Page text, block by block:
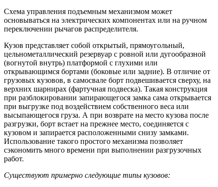
Схема управления подъемным механизмом может
основываться на электрических компонентах или на ручном
переключении рычагов распределителя.
Кузов представляет собой открытый, прямоугольный,
цельнометаллический резервуар с ровной или дугообразной
(вогнутой внутрь) платформой с глухими или
открывающимся бортами (боковые или задние). В отличие от
грузовых кузовов, в самосвале борт подвешивается сверху, на
верхних шарнирах (фартучная подвеска). Такая конструкция
при разблокировании запирающегося замка сама открывается
при выгрузке под воздействием собственного веса или
высыпающегося груза. А при возврате на место кузова после
разгрузки, борт встает на прежнее место, соединяется с
кузовом и запирается расположенными снизу замками.
Использование такого простого механизма позволяет
сэкономить много времени при выполнении разгрузочных
работ.
Существуют примерно следующие типы кузовов: